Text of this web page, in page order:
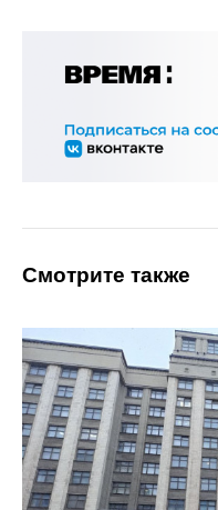
Смотрите также